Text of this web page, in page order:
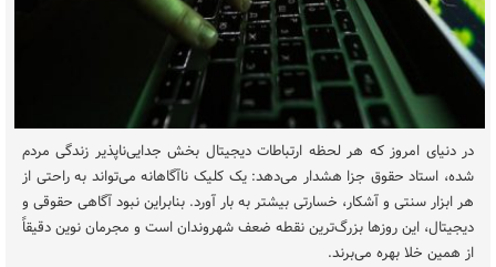
در دنیای امروز که هر لحظه ارتباطات دیجیتال بخش جدایی‌ناپذیر زندگی مردم
شده، استاد حقوق جزا هشدار می‌دهد: یک کلیک ناآگاهانه می‌تواند به راحتی از
هر ابزار سنتی و آشکار، خسارتی بیشتر به بار آورد. بنابراین نبود آگاهی حقوقی و
دیجیتال، این روزها بزرگ‌ترین نقطه ضعف شهروندان است و مجرمان نوین دقیقاً
از همین خلا بهره می‌برند.